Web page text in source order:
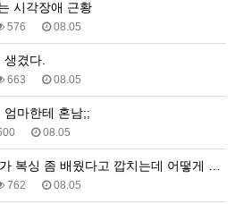
시각장애 근황
576 08.05
겼다.
663 08.05
엄마한테 혼남;;
08.05
복싱 좀 배웠다고 깝치는데 어떻게 …
762 08.05